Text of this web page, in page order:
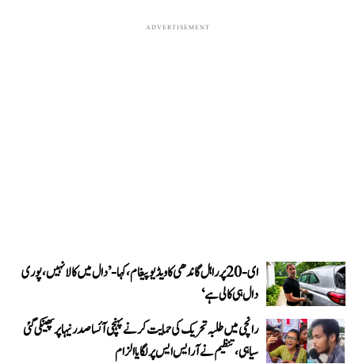
ADVERTISEMENT
ای-20 پر راہل گاندھی کا ویڈیو پیغام، کہا- ’دال میں کالا نہیں، پوری
دال ہی کالی ہے‘
رانچی میں طلبہ تحریک کی حمایت کرنے پہنچی آئسا صدر نیہا پر پھینکی گئی
سیاہی، تنظیم نے آر ایس ایس پر لگایا الزام